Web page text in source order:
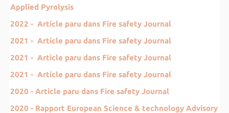
Applied Pyrolysis
2022 - Article paru dans Fire safety Journal
2021 - Article paru dans Fire safety Journal
2021 - Article paru dans Fire safety Journal
2021 - Article paru dans Fire safety Journal
2020 - Article paru dans Fire safety Journal
2020 - Rapport European Science & technology Advisory